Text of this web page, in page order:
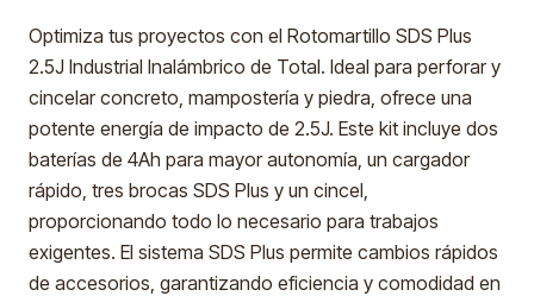
Optimiza tus proyectos con el Rotomartillo SDS Plus
2.5J Industrial Inalámbrico de Total. Ideal para perforar y
cincelar concreto, mampostería y piedra, ofrece una
potente energía de impacto de 2.5J. Este kit incluye dos
baterías de 4Ah para mayor autonomía, un cargador
rápido, tres brocas SDS Plus y un cincel,
proporcionando todo lo necesario para trabajos
exigentes. El sistema SDS Plus permite cambios rápidos
de accesorios, garantizando eficiencia y comodidad en